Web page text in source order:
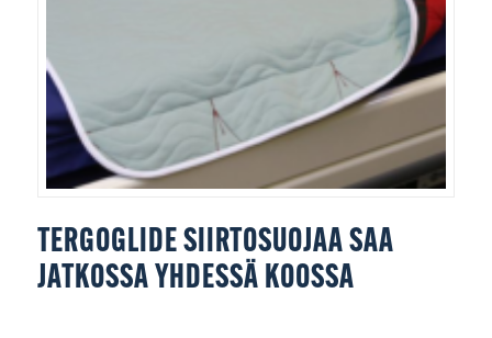
TERGOGLIDE SIIRTOSUOJAA SAA
JATKOSSA YHDESSÄ KOOSSA